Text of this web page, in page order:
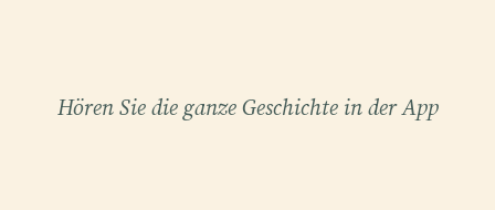
Hören Sie die ganze Geschichte in der App